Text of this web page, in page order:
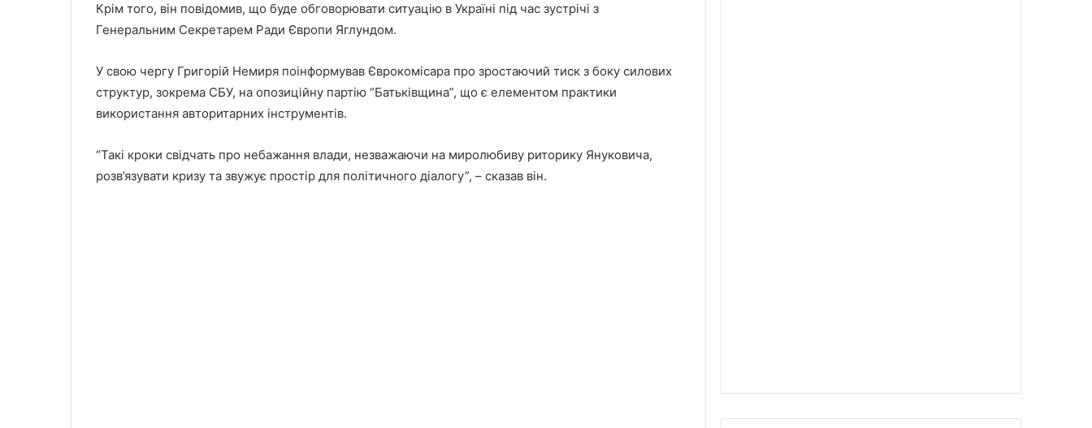
Крім того, він повідомив, що буде обговорювати ситуацію в Україні під час зустрічі з
Генеральним Секретарем Ради Європи Яглундом.
У свою чергу Григорій Немиря поінформував Єврокомісара про зростаючий тиск з боку силових
структур, зокрема СБУ, на опозиційну партію “Батьківщина”, що є елементом практики
використання авторитарних інструментів.
“Такі кроки свідчать про небажання влади, незважаючи на миролюбиву риторику Януковича,
розв’язувати кризу та звужує простір для політичного діалогу”, – сказав він.